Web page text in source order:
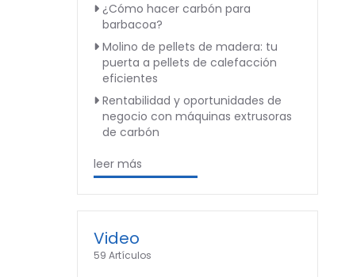
¿Cómo hacer carbón para
barbacoa?
Molino de pellets de madera: tu
puerta a pellets de calefacción
eficientes
Rentabilidad y oportunidades de
negocio con máquinas extrusoras
de carbón
leer más
Video
59 Artículos